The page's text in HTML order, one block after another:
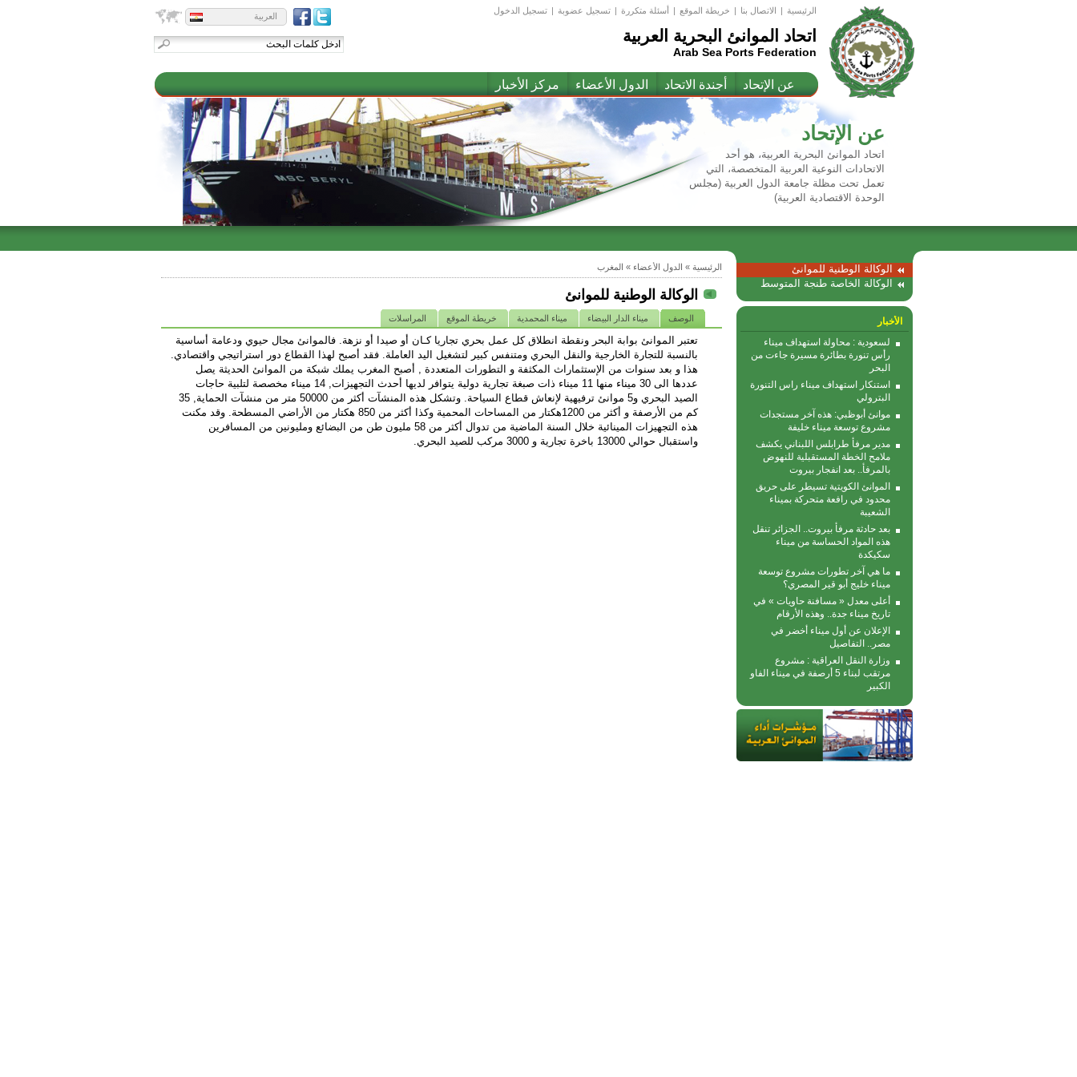
الرئيسية | اﻻتصال بنا | خريطة الموقع | أسئلة متكررة | تسجيل عضوبة | تسجيل الدخول
اتحاد الموانئ البحرية العربية
Arab Sea Ports Federation
العربية
عن الإتحاد أجندة الاتحاد الدول الأعضاء مركز الأخبار
عن الإتحاد
اتحاد الموانئ البحرية العربية، هو أحد
الاتحادات النوعية العربية المتخصصة، التي
تعمل تحت مظلة جامعة الدول العربية (مجلس
الوحدة الاقتصادية العربية)
الوكالة الوطنية للموانئ
الوكالة الخاصة طنجة المتوسط
الأخبار
لسعودية : محاولة استهداف ميناء
رأس تنورة بطائرة مسيرة جاءت من
البحر
استنكار استهداف ميناء راس التنورة
البترولي
موانئ أبوظبي: هذه آخر مستجدات
مشروع توسعة ميناء خليفة
مدير مرفأ طرابلس اللبناني يكشف
ملامح الخطة المستقبلية للنهوض
بالمرفأ.. بعد انفجار بيروت
الموانئ الكويتية تسيطر على حريق
محدود في رافعة متحركة بمیناء
الشعیبة
بعد حادثة مرفأ بيروت.. الجزائر تنقل
هذه المواد الحساسة من ميناء
سكيكدة
ما هي آخر تطورات مشروع توسعة
ميناء خليج أبو قير المصري؟
أعلى معدل « مسافنة حاويات » في
تاريخ ميناء جدة.. وهذه الأرقام
الإعلان عن أول ميناء أخضر في
مصر.. التفاصيل
وزارة النقل العراقية : مشروع
مرتقب لبناء 5 أرصفة في ميناء الفاو
الكبير
الرئيسية » الدول الأعضاء » المغرب
الوكالة الوطنية للموانئ
الوصف ميناء الدار البيضاء ميناء المحمدية خريطة الموقع المراسلات
تعتبر الموانئ بوابة البحر ونقطة انطلاق كل عمل بحري تجاريا كـان أو صيدا أو نزهة. فالموانئ مجال حيوي ودعامة أساسية
بالنسبة للتجارة الخارجية والنقل البحري ومتنفس كبير لتشغيل اليد العاملة. فقد أصبح لهذا القطاع دور استراتيجي واقتصادي.
هذا و بعد سنوات من الإستثماراث المكثفة و التطورات المتعددة , أصبح المغرب يملك شبكة من الموانئ الحديثة يصل
عددها الى 30 ميناء منها 11 ميناء ذات صبغة تجارية دولية يتوافر لديها أحدث التجهيزات, 14 ميناء مخصصة لتلبية حاجات
الصيد البحري و5 موانئ ترفيهية لإنعاش قطاع السياحة. وتشكل هذه المنشآت أكثر من 50000 متر من منشآت الحماية, 35
كم من الأرصفة و أكثر من 1200هكتار من المساحات المحمية وكذا أكثر من 850 هكتار من الأراضي المسطحة. وقد مكنت
هذه التجهيزات المينائية خلال السنة الماضية من تدوال أكثر من 58 مليون طن من البضائع ومليونين من المسافرين
واستقبال حوالي 13000 باخرة تجارية و 3000 مركب للصيد البحري.